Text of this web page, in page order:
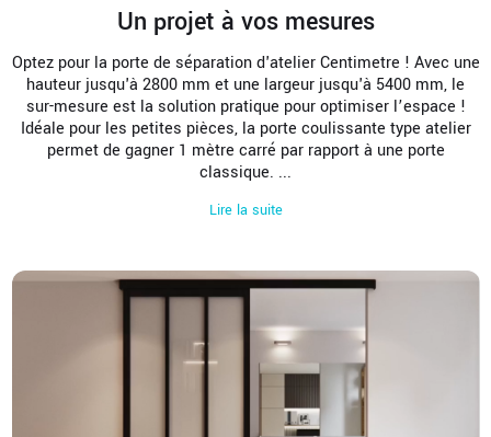
Un projet à vos mesures
Optez pour la porte de séparation d'atelier Centimetre ! Avec une
hauteur jusqu'à 2800 mm et une largeur jusqu'à 5400 mm, le
sur-mesure est la solution pratique pour optimiser l’espace !
Idéale pour les petites pièces, la porte coulissante type atelier
permet de gagner 1 mètre carré par rapport à une porte
classique. ...
Lire la suite